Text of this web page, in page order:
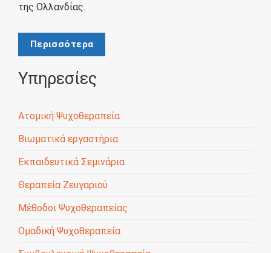
της Ολλανδίας.
Περισσότερα
Υπηρεσίες
Ατομική Ψυχοθεραπεία
Βιωματικά εργαστήρια
Εκπαιδευτικά Σεμινάρια
Θεραπεία Ζευγαριού
Μέθοδοι Ψυχοθεραπείας
Ομαδική Ψυχοθεραπεία